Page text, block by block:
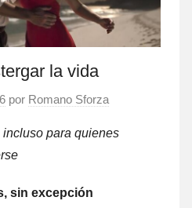
la vida
por Romano Sforza
para quienes
sin excepción